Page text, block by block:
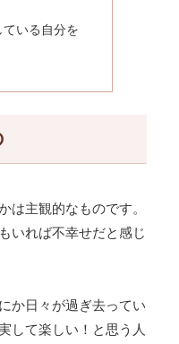
いる自分を
は主観的なものです。
いれば不幸せだと感じ
か日々が過ぎ去ってい
して楽しい！と思う人